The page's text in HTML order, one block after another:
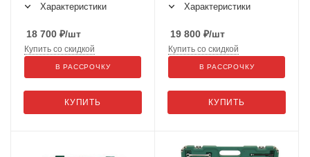
Характеристики
18 700 ₽/шт
КУПИТЬ
Купить со скидкой
В РАССРОЧКУ
Характеристики
19 800 ₽/шт
КУПИТЬ
Купить со скидкой
В РАССРОЧКУ